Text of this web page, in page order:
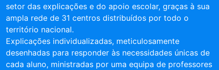
setor das explicações e do apoio escolar, graças à sua
ampla rede de 31 centros distribuídos por todo o
território nacional.
Explicações individualizadas, meticulosamente
desenhadas para responder às necessidades únicas de
cada aluno, ministradas por uma equipa de professores